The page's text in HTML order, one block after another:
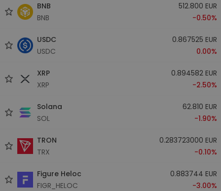
BNB
BNB
512.800 EUR
-0.50%
USDC
USDC
0.867525 EUR
0.00%
XRP
XRP
0.894582 EUR
-2.50%
Solana
SOL
62.810 EUR
-1.90%
TRON
TRX
0.283723000 EUR
-0.10%
Figure Heloc
FIGR_HELOC
0.883744 EUR
-3.00%